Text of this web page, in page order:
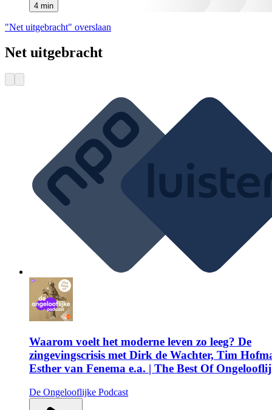
4 min
"Net uitgebracht" overslaan
Net uitgebracht
Waarom voelt het moderne leven zo leeg? De
zingevingscrisis met Dirk de Wachter, Tim
Esther van Fenema e.a. | The Best Of
De Ongelooflijke Podcast